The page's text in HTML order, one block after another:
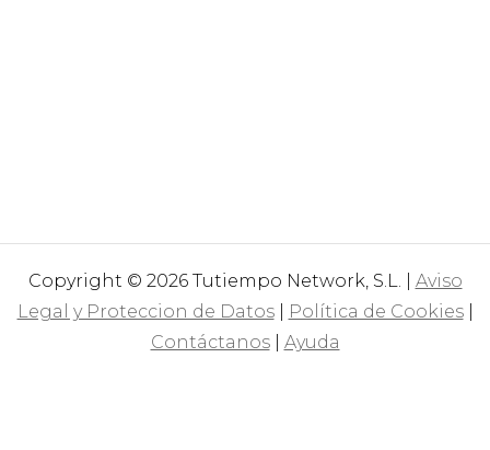
Copyright © 2026 Tutiempo Network, S.L. | Aviso
Legal y Proteccion de Datos| Política de Cookies|
Contáctanos| Ayuda